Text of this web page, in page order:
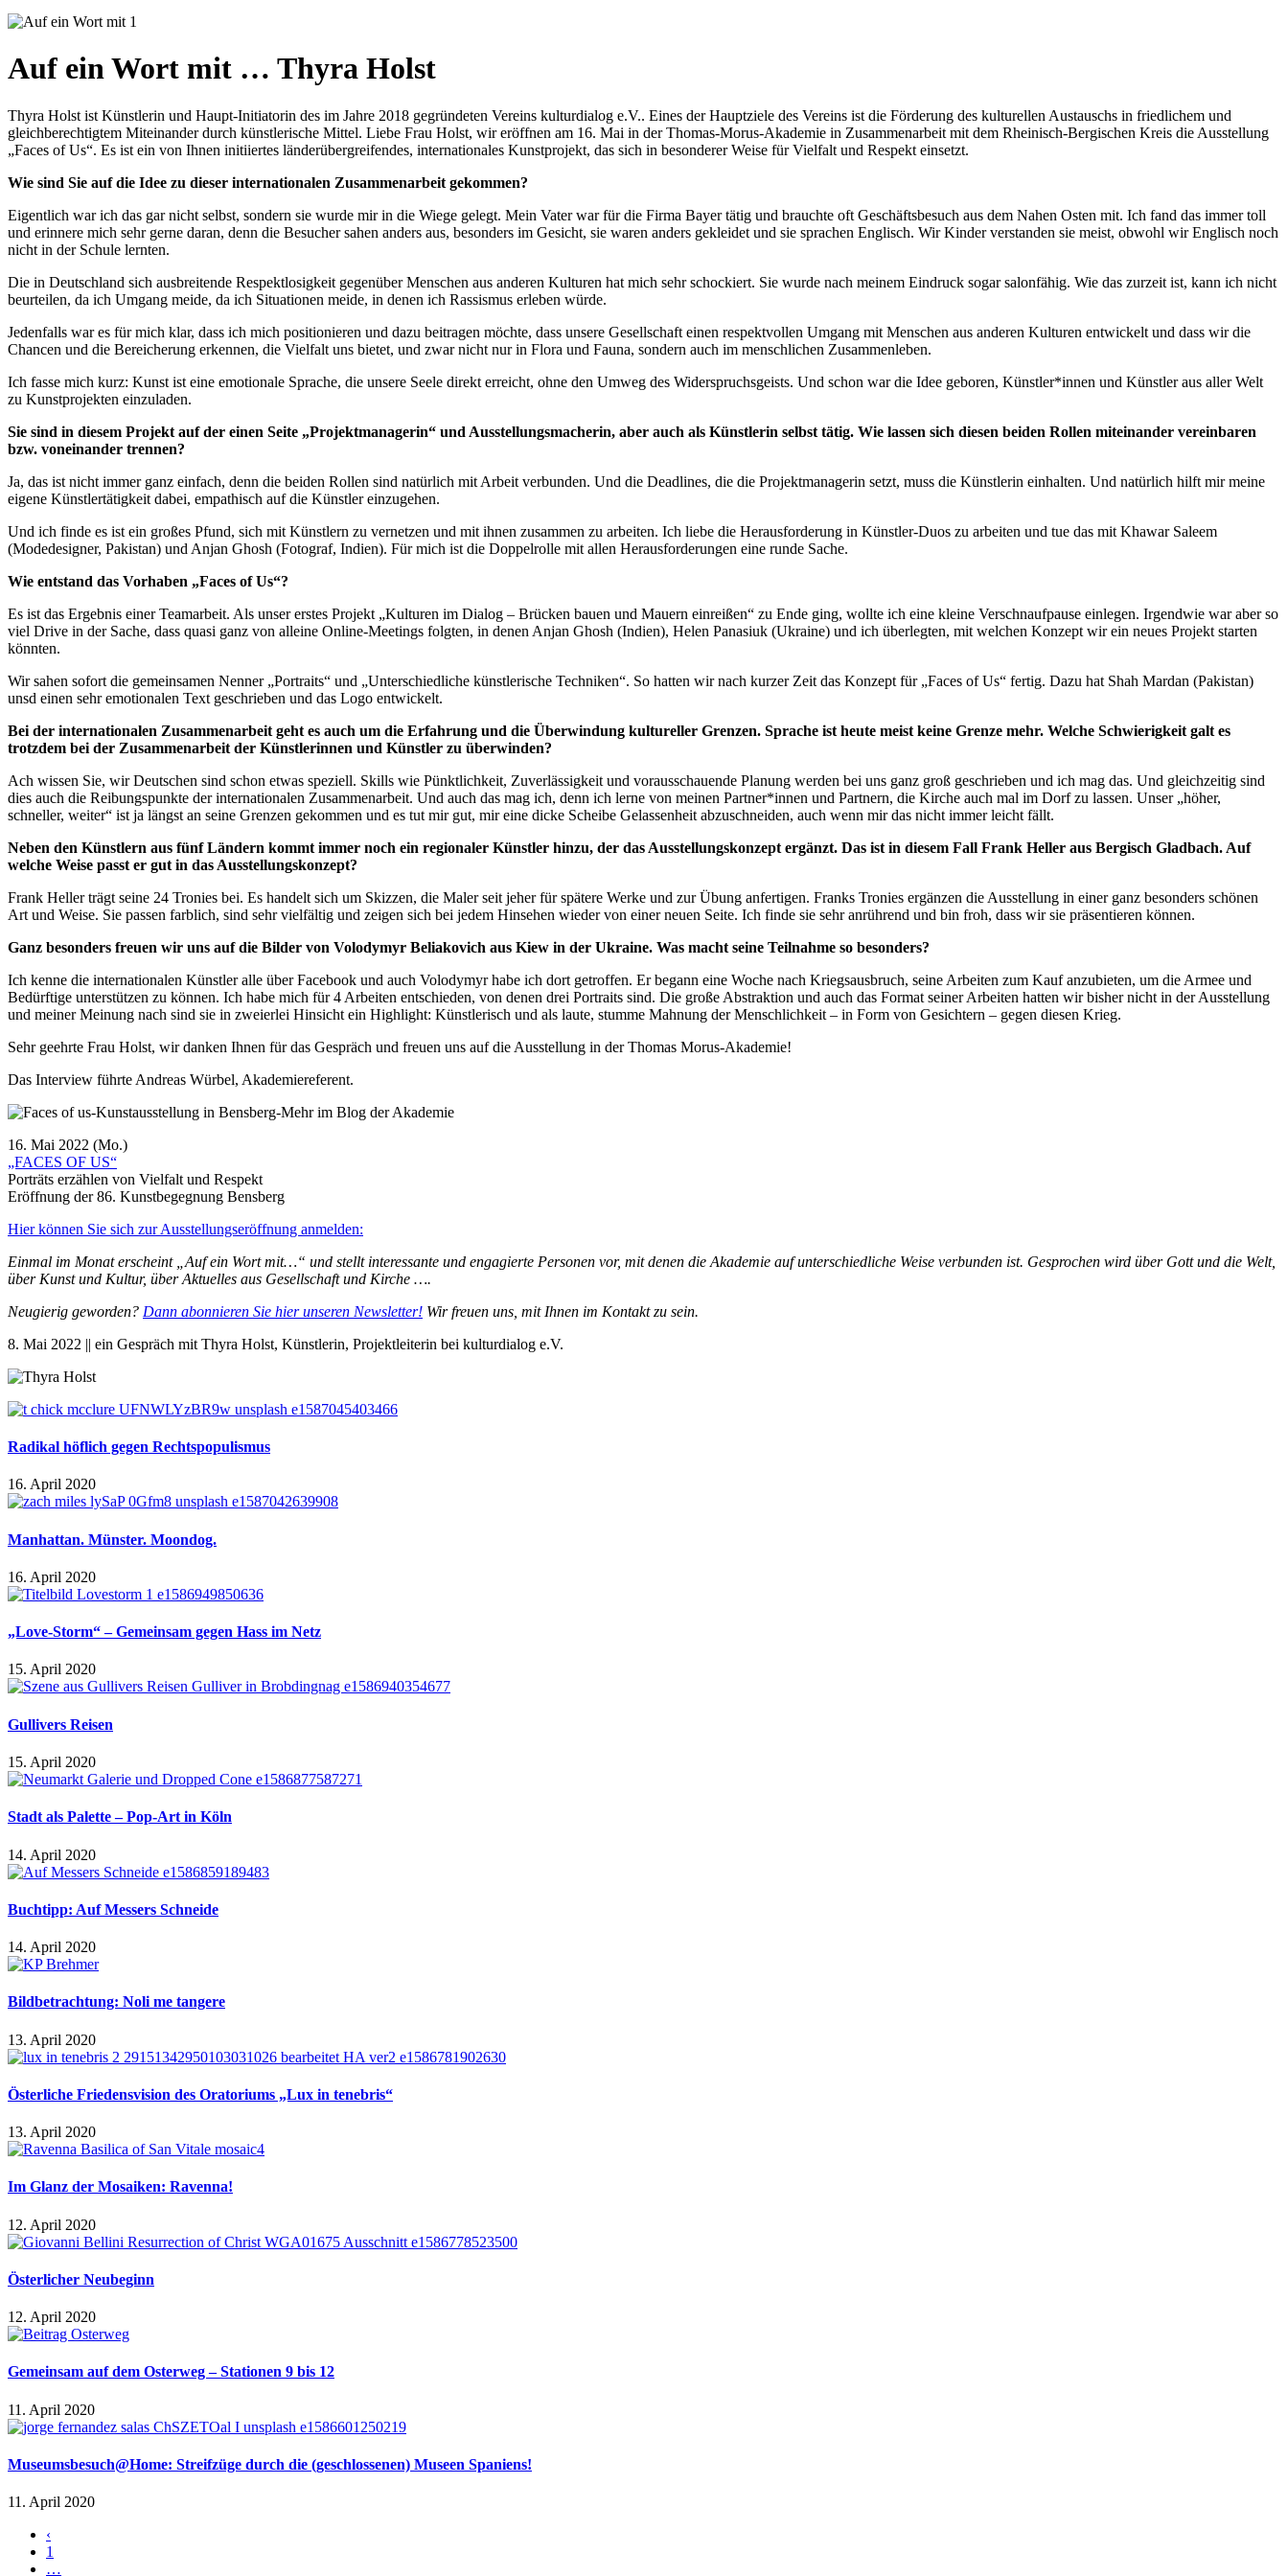
Auf ein Wort mit … Thyra Holst
Thyra Holst ist Künstlerin und Haupt-Initiatorin des im Jahre 2018 gegründeten Vereins kulturdialog e.V.. Eines der Hauptziele des Vereins ist die Förderung des kulturellen Austauschs in friedlichem und
gleichberechtigtem Miteinander durch künstlerische Mittel. Liebe Frau Holst, wir eröffnen am 16. Mai in der Thomas-Morus-Akademie in Zusammenarbeit mit dem Rheinisch-Bergischen Kreis die Ausstellung
„Faces of Us“. Es ist ein von Ihnen initiiertes länderübergreifendes, internationales Kunstprojekt, das sich in besonderer Weise für Vielfalt und Respekt einsetzt.
Wie sind Sie auf die Idee zu dieser internationalen Zusammenarbeit gekommen?
Eigentlich war ich das gar nicht selbst, sondern sie wurde mir in die Wiege gelegt. Mein Vater war für die Firma Bayer tätig und brauchte oft Geschäftsbesuch aus dem Nahen Osten mit. Ich fand das immer toll
und erinnere mich sehr gerne daran, denn die Besucher sahen anders aus, besonders im Gesicht, sie waren anders gekleidet und sie sprachen Englisch. Wir Kinder verstanden sie meist, obwohl wir Englisch noch
nicht in der Schule lernten.
Die in Deutschland sich ausbreitende Respektlosigkeit gegenüber Menschen aus anderen Kulturen hat mich sehr schockiert. Sie wurde nach meinem Eindruck sogar salonfähig. Wie das zurzeit ist, kann ich nicht
beurteilen, da ich Umgang meide, da ich Situationen meide, in denen ich Rassismus erleben würde.
Jedenfalls war es für mich klar, dass ich mich positionieren und dazu beitragen möchte, dass unsere Gesellschaft einen respektvollen Umgang mit Menschen aus anderen Kulturen entwickelt und dass wir die
Chancen und die Bereicherung erkennen, die Vielfalt uns bietet, und zwar nicht nur in Flora und Fauna, sondern auch im menschlichen Zusammenleben.
Ich fasse mich kurz: Kunst ist eine emotionale Sprache, die unsere Seele direkt erreicht, ohne den Umweg des Widerspruchsgeists. Und schon war die Idee geboren, Künstler*innen und Künstler aus aller Welt
zu Kunstprojekten einzuladen.
Sie sind in diesem Projekt auf der einen Seite „Projektmanagerin“ und Ausstellungsmacherin, aber auch als Künstlerin selbst tätig. Wie lassen sich diesen beiden Rollen miteinander vereinbaren
bzw. voneinander trennen?
Ja, das ist nicht immer ganz einfach, denn die beiden Rollen sind natürlich mit Arbeit verbunden. Und die Deadlines, die die Projektmanagerin setzt, muss die Künstlerin einhalten. Und natürlich hilft mir meine
eigene Künstlertätigkeit dabei, empathisch auf die Künstler einzugehen.
Und ich finde es ist ein großes Pfund, sich mit Künstlern zu vernetzen und mit ihnen zusammen zu arbeiten. Ich liebe die Herausforderung in Künstler-Duos zu arbeiten und tue das mit Khawar Saleem
(Modedesigner, Pakistan) und Anjan Ghosh (Fotograf, Indien). Für mich ist die Doppelrolle mit allen Herausforderungen eine runde Sache.
Wie entstand das Vorhaben „Faces of Us“?
Es ist das Ergebnis einer Teamarbeit. Als unser erstes Projekt „Kulturen im Dialog – Brücken bauen und Mauern einreißen“ zu Ende ging, wollte ich eine kleine Verschnaufpause einlegen. Irgendwie war aber so
viel Drive in der Sache, dass quasi ganz von alleine Online-Meetings folgten, in denen Anjan Ghosh (Indien), Helen Panasiuk (Ukraine) und ich überlegten, mit welchen Konzept wir ein neues Projekt starten
könnten.
Wir sahen sofort die gemeinsamen Nenner „Portraits“ und „Unterschiedliche künstlerische Techniken“. So hatten wir nach kurzer Zeit das Konzept für „Faces of Us“ fertig. Dazu hat Shah Mardan (Pakistan)
unsd einen sehr emotionalen Text geschrieben und das Logo entwickelt.
Bei der internationalen Zusammenarbeit geht es auch um die Erfahrung und die Überwindung kultureller Grenzen. Sprache ist heute meist keine Grenze mehr. Welche Schwierigkeit galt es
trotzdem bei der Zusammenarbeit der Künstlerinnen und Künstler zu überwinden?
Ach wissen Sie, wir Deutschen sind schon etwas speziell. Skills wie Pünktlichkeit, Zuverlässigkeit und vorausschauende Planung werden bei uns ganz groß geschrieben und ich mag das. Und gleichzeitig sind
dies auch die Reibungspunkte der internationalen Zusammenarbeit. Und auch das mag ich, denn ich lerne von meinen Partner*innen und Partnern, die Kirche auch mal im Dorf zu lassen. Unser „höher,
schneller, weiter“ ist ja längst an seine Grenzen gekommen und es tut mir gut, mir eine dicke Scheibe Gelassenheit abzuschneiden, auch wenn mir das nicht immer leicht fällt.
Neben den Künstlern aus fünf Ländern kommt immer noch ein regionaler Künstler hinzu, der das Ausstellungskonzept ergänzt. Das ist in diesem Fall Frank Heller aus Bergisch Gladbach. Auf
welche Weise passt er gut in das Ausstellungskonzept?
Frank Heller trägt seine 24 Tronies bei. Es handelt sich um Skizzen, die Maler seit jeher für spätere Werke und zur Übung anfertigen. Franks Tronies ergänzen die Ausstellung in einer ganz besonders schönen
Art und Weise. Sie passen farblich, sind sehr vielfältig und zeigen sich bei jedem Hinsehen wieder von einer neuen Seite. Ich finde sie sehr anrührend und bin froh, dass wir sie präsentieren können.
Ganz besonders freuen wir uns auf die Bilder von Volodymyr Beliakovich aus Kiew in der Ukraine. Was macht seine Teilnahme so besonders?
Ich kenne die internationalen Künstler alle über Facebook und auch Volodymyr habe ich dort getroffen. Er begann eine Woche nach Kriegsausbruch, seine Arbeiten zum Kauf anzubieten, um die Armee und
Bedürftige unterstützen zu können. Ich habe mich für 4 Arbeiten entschieden, von denen drei Portraits sind. Die große Abstraktion und auch das Format seiner Arbeiten hatten wir bisher nicht in der Ausstellung
und meiner Meinung nach sind sie in zweierlei Hinsicht ein Highlight: Künstlerisch und als laute, stumme Mahnung der Menschlichkeit – in Form von Gesichtern – gegen diesen Krieg.
Sehr geehrte Frau Holst, wir danken Ihnen für das Gespräch und freuen uns auf die Ausstellung in der Thomas Morus-Akademie!
Das Interview führte Andreas Würbel, Akademiereferent.
16. Mai 2022 (Mo.)
„FACES OF US“
Porträts erzählen von Vielfalt und Respekt
Eröffnung der 86. Kunstbegegnung Bensberg
Hier können Sie sich zur Ausstellungseröffnung anmelden:
Einmal im Monat erscheint „Auf ein Wort mit…“ und stellt interessante und engagierte Personen vor, mit denen die Akademie auf unterschiedliche Weise verbunden ist. Gesprochen wird über Gott und die Welt,
über Kunst und Kultur, über Aktuelles aus Gesellschaft und Kirche ….
Neugierig geworden? Dann abonnieren Sie hier unseren Newsletter! Wir freuen uns, mit Ihnen im Kontakt zu sein.
8. Mai 2022 || ein Gespräch mit Thyra Holst, Künstlerin, Projektleiterin bei kulturdialog e.V.
Radikal höflich gegen Rechtspopulismus
16. April 2020
Manhattan. Münster. Moondog.
16. April 2020
„Love-Storm“ – Gemeinsam gegen Hass im Netz
15. April 2020
Gullivers Reisen
15. April 2020
Stadt als Palette – Pop-Art in Köln
14. April 2020
Buchtipp: Auf Messers Schneide
14. April 2020
Bildbetrachtung: Noli me tangere
13. April 2020
Österliche Friedensvision des Oratoriums „Lux in tenebris“
13. April 2020
Im Glanz der Mosaiken: Ravenna!
12. April 2020
Österlicher Neubeginn
12. April 2020
Gemeinsam auf dem Osterweg – Stationen 9 bis 12
11. April 2020
Museumsbesuch@Home: Streifzüge durch die (geschlossenen) Museen Spaniens!
11. April 2020
‹
1
…